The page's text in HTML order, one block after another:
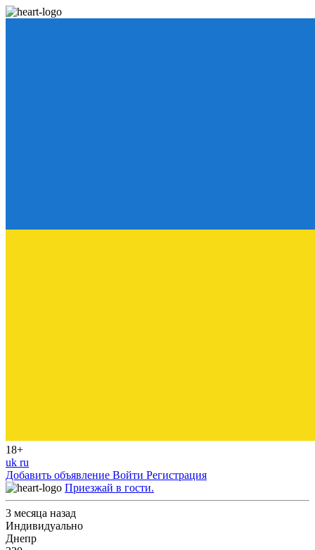
18+
uk ru
Добавить объявление Войти Регистрация
Приезжай в гости.
3 месяца назад
Индивидуально
Днепр